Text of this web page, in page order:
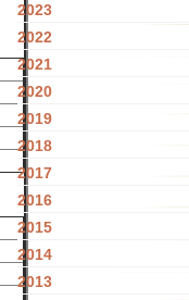
2023
2022
2021
2020
2019
2018
2017
2016
2015
2014
2013